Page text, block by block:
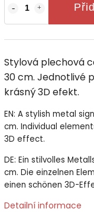
Stylová plechová
30 cm. Jednotlivé
krásný 3D efekt.
EN: A stylish metal
cm. Individual
3D effect.
DE: Ein stilvolles
cm. Die einzelnen
einen schönen 3D-
Detailní informace